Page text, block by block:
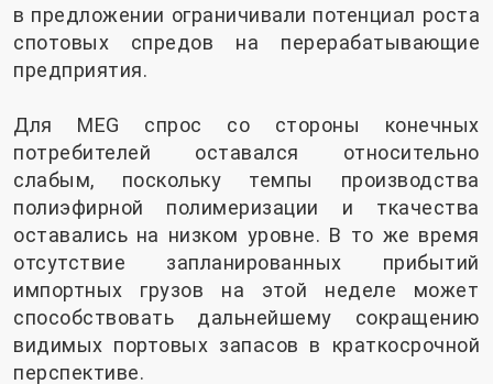
в предложении ограничивали потенциал роста
спотовых спредов на перерабатывающие
предприятия.
Для MEG спрос со стороны конечных
потребителей оставался относительно
слабым, поскольку темпы производства
полиэфирной полимеризации и ткачества
оставались на низком уровне. В то же время
отсутствие запланированных прибытий
импортных грузов на этой неделе может
способствовать дальнейшему сокращению
видимых портовых запасов в краткосрочной
перспективе.